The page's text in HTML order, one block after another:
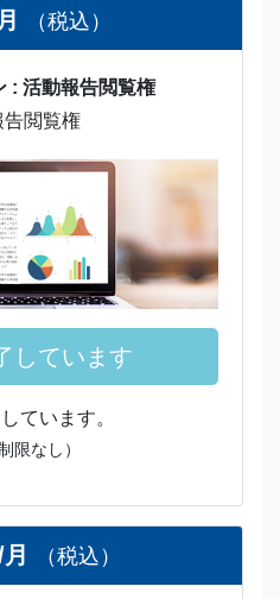
（税込）
: 活動報告閲覧権
告閲覧権
しています
ています。
限なし）
（税込）